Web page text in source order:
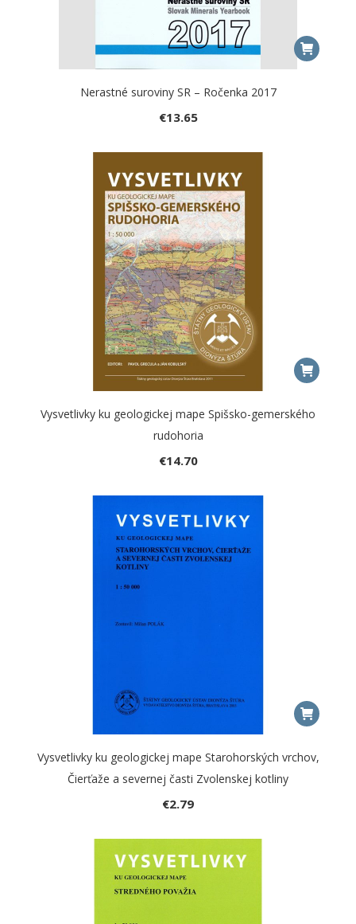
Nerastné suroviny SR – Ročenka 2017
€13.65
Vysvetlivky ku geologickej mape Spišsko-gemerského
rudohoria
€14.70
Vysvetlivky ku geologickej mape Starohorských vrchov,
Čierťaže a severnej časti Zvolenskej kotliny
€2.79